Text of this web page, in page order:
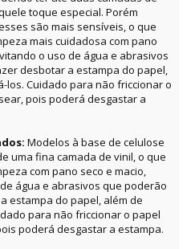
toque especial. Porém
são mais sensíveis, o que
mais cuidadosa com pano
o uso de água e abrasivos
desbotar a estampa do papel,
los. Cuidado para não friccionar o
pois poderá desgastar a
Modelos à base de celulose
uma fina camada de vinil, o que
com pano seco e macio,
água e abrasivos que poderão
estampa do papel, além de
para não friccionar o papel
poderá desgastar a estampa.